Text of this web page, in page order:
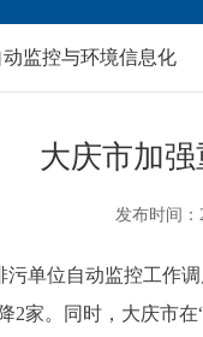
监控与环境信息化
大庆市加
发布时间：
污单位自动监控工作
2家。同时，大庆市